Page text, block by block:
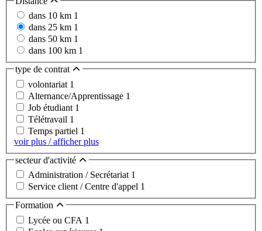
dans 10 km 1
dans 25 km 1
dans 50 km 1
dans 100 km 1
type de contrat
volontariat 1
Alternance/Apprentissage 1
Job étudiant 1
Télétravail 1
Temps partiel 1
voir plus / afficher plus
secteur d'activité
Administration / Secrétariat 1
Service client / Centre d'appel 1
Formation
Lycée ou CFA 1